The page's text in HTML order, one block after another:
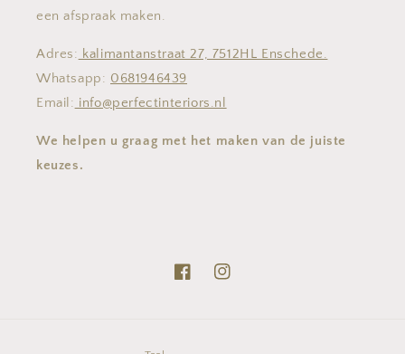
een afspraak maken.
Adres: kalimantanstraat 27, 7512HL Enschede.
Whatsapp: 0681946439
Email: info@perfectinteriors.nl
We helpen u graag met het maken van de juiste
keuzes.
FacebookInstagram